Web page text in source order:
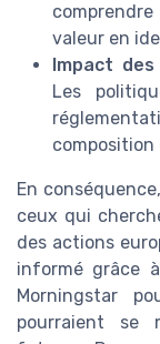
valeur en
Impact
Les
En
ceux qui
des actions
informé grâce
Morningstar
pourraient se